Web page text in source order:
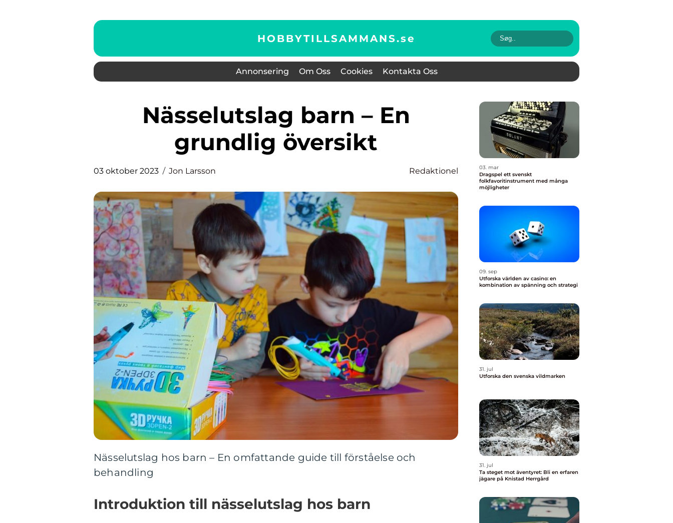
HOBBYTILLSAMMANS.se
Annonsering Om Oss Cookies Kontakta Oss
Nässelutslag barn – En
grundlig översikt
03 oktober 2023 Jon Larsson Redaktionel
Nässelutslag hos barn – En omfattande guide till förståelse och
behandling
Introduktion till nässelutslag hos barn
03. mar
Dragspel ett svenskt
folkfavoritinstrument med många
möjligheter
09. sep
Utforska världen av casino: en
kombination av spänning och strategi
31. jul
Utforska den svenska vildmarken
31. jul
Ta steget mot äventyret: Bli en erfaren
jägare på Knistad Herrgård